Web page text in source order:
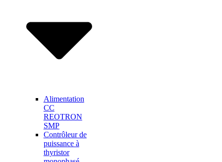
Alimentation
CC
REOTRON
SMP
Contrôleur de
puissance à
thyristor